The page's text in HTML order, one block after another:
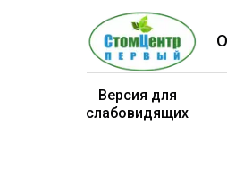
Версия для
слабовидящих